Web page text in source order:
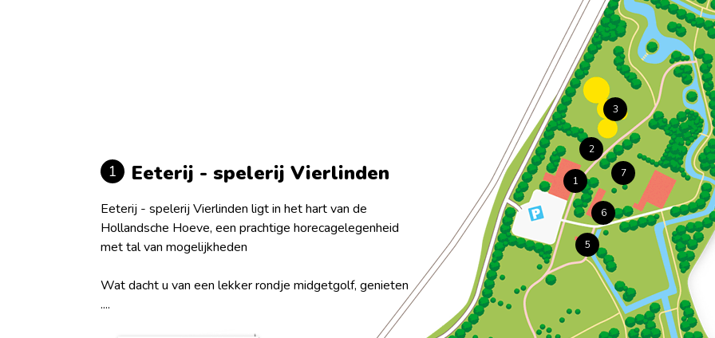
1 Eeterij - spelerij Vierlinden
Eeterij - spelerij Vierlinden ligt in het hart van de
Hollandsche Hoeve, een prachtige horecagelegenheid
met tal van mogelijkheden
Wat dacht u van een lekker rondje midgetgolf, genieten
....
1
2
3
5
6
7